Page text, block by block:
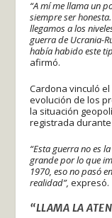
“A mí me llama un
siempre ser
llegamos a los
guerra de Ucrania-
había habido este
afirmó.
Cardona vinculó
evolución de los
la situación
registrada
“Esta guerra no es
grande por lo que
1970, eso no pasó
realidad”,expresó.
“LLAMA LA